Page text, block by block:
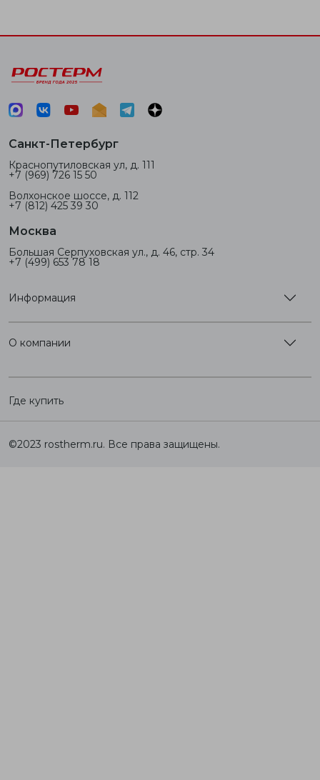
Санкт-Петербург
Краснопутиловская ул, д. 111
+7 (969) 726 15 50
Волхонское шоссе, д. 112
+7 (812) 425 39 30
Москва
Большая Серпуховская ул., д. 46, стр. 34
+7 (499) 653 78 18
Информация
О компании
Где купить
©2023 rostherm.ru. Все права защищены.